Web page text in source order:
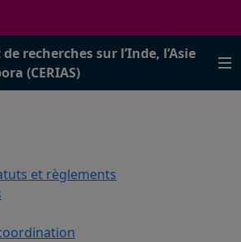
recherches sur l’Inde, l’Asie
(CERIAS)
et règlements